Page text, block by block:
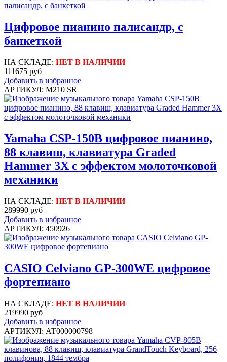
Цифровое пианино палисандр, с
банкеткой
НА СКЛАДЕ: НЕТ В НАЛИЧИИ
111675 руб
Добавить в избранное
АРТИКУЛ: M210 SR
Yamaha CSP-150B цифровое пианино,
88 клавиш, клавиатура Graded
Hammer 3X с эффектом молоточковой
механики
НА СКЛАДЕ: НЕТ В НАЛИЧИИ
289990 руб
Добавить в избранное
АРТИКУЛ: 450926
CASIO Celviano GP-300WE цифровое
фортепиано
НА СКЛАДЕ: НЕТ В НАЛИЧИИ
219990 руб
Добавить в избранное
АРТИКУЛ: АТ000000798